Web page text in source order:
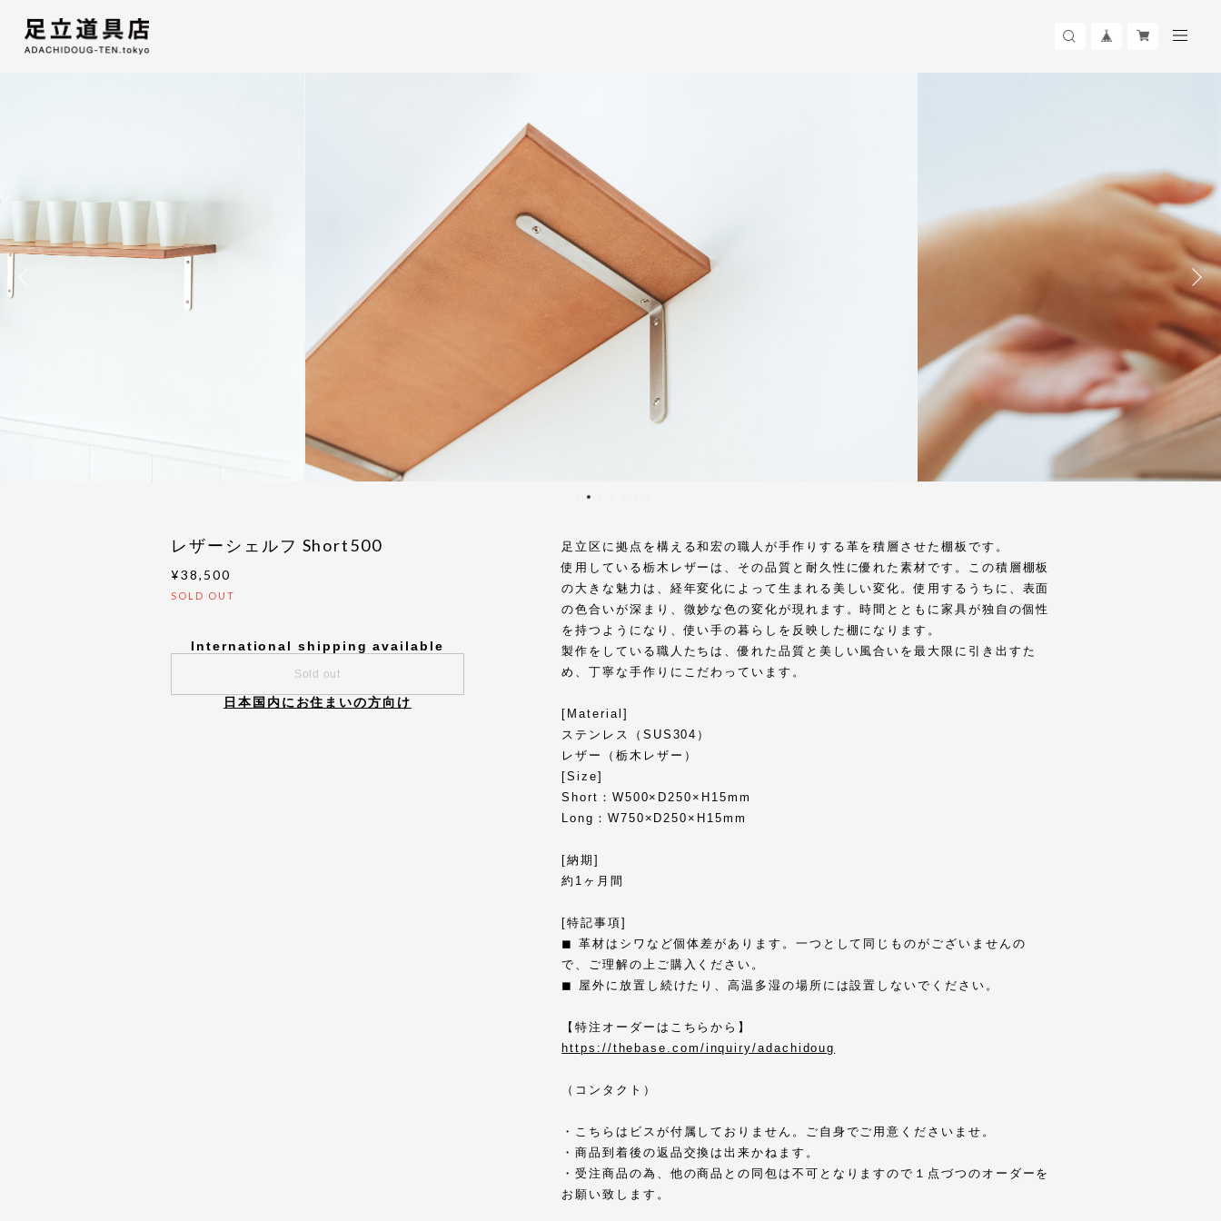
レザーシェルフ Short500
¥38,500
SOLD OUT
International shipping available
Sold out
日本国内にお住まいの方向け
足立区に拠点を構える和宏の職人が手作りする革を積層させた棚板です。
使用している栃木レザーは、その品質と耐久性に優れた素材です。この積層棚板
の大きな魅力は、経年変化によって生まれる美しい変化。使用するうちに、表面
の色合いが深まり、微妙な色の変化が現れます。時間とともに家具が独自の個性
を持つようになり、使い手の暮らしを反映した棚になります。
製作をしている職人たちは、優れた品質と美しい風合いを最大限に引き出すた
め、丁寧な手作りにこだわっています。
[Material]
ステンレス（SUS304）
レザー（栃木レザー）
[Size]
Short：W500×D250×H15mm
Long：W750×D250×H15mm
[納期]
約1ヶ月間
[特記事項]
◼︎ 革材はシワなど個体差があります。一つとして同じものがございませんの
で、ご理解の上ご購入ください。
◼︎ 屋外に放置し続けたり、高温多湿の場所には設置しないでください。
【特注オーダーはこちらから】
https://thebase.com/inquiry/adachidoug
（コンタクト）
・こちらはビスが付属しておりません。ご自身でご用意くださいませ。
・商品到着後の返品交換は出来かねます。
・受注商品の為、他の商品との同包は不可となりますので１点づつのオーダーを
お願い致します。